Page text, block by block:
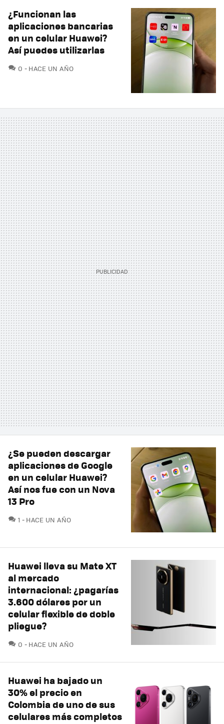
¿Funcionan las
aplicaciones bancarias
en un celular Huawei?
Así puedes utilizarlas
0 COMENTARIOS
HACE UN AÑO
¿Se pueden descargar
aplicaciones de Google
en un celular Huawei?
Así nos fue con un Nova
13 Pro
1 COMENTARIOS
HACE UN AÑO
Huawei lleva su Mate XT
al mercado
internacional: ¿pagarías
3.600 dólares por un
celular flexible de doble
pliegue?
0 COMENTARIOS
HACE UN AÑO
Huawei ha bajado un
30% el precio en
Colombia de uno de sus
celulares más completos